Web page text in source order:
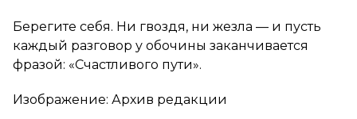
Берегите себя. Ни гвоздя, ни жезла — и пусть
каждый разговор у обочины заканчивается
фразой: «Счастливого пути».
Изображение: Архив редакции